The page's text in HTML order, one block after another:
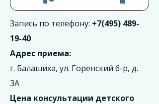
Запись по телефону: +7(495) 489-
19-40
Адрес приема:
г. Балашиха, ул. Горенский б-р, д.
3А
Цена консультации детского